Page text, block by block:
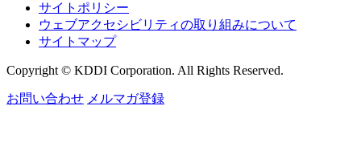
サイトポリシー
ウェブアクセシビリティの取り組みについて
サイトマップ
Copyright © KDDI Corporation. All Rights Reserved.
お問い合わせ メルマガ登録